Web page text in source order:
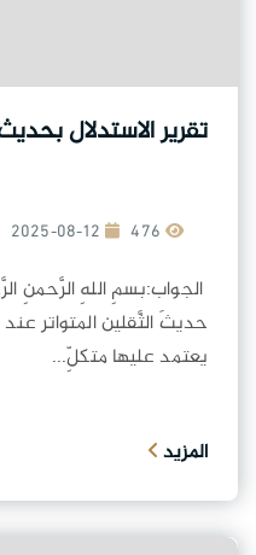
تقرير الاستدلال
2025-08-12
الجواب:بسمِ اللهِ الرَّحمنِ
حديثَ الثَّقلين المتواتر
يعتمد عليها متكلِّ...
المزيد